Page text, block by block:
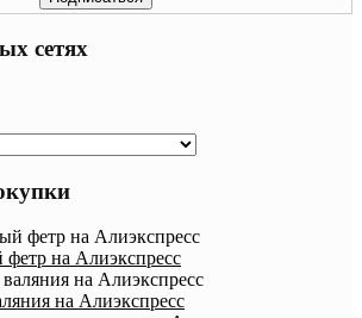
сетях
фетр на Алиэкспресс
на Алиэкспресс